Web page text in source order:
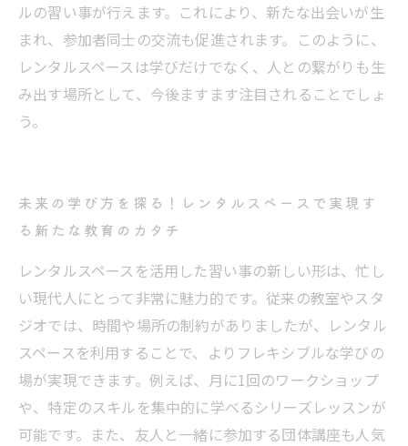
ルの習い事が行えます。これにより、新たな出会いが生
まれ、参加者同士の交流も促進されます。このように、
レンタルスペースは学びだけでなく、人との繋がりも生
み出す場所として、今後ますます注目されることでしょ
う。
未来の学び方を探る！レンタルスペースで実現す
る新たな教育のカタチ
レンタルスペースを活用した習い事の新しい形は、忙し
い現代人にとって非常に魅力的です。従来の教室やスタ
ジオでは、時間や場所の制約がありましたが、レンタル
スペースを利用することで、よりフレキシブルな学びの
場が実現できます。例えば、月に1回のワークショップ
や、特定のスキルを集中的に学べるシリーズレッスンが
可能です。また、友人と一緒に参加する団体講座も人気